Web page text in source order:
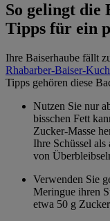
So gelingt die
Tipps für ein
Ihre Baiserhaube fällt
Rhabarber-Baiser-
Tipps gehören diese
Nutzen Sie nur
bisschen Fett
Zucker-Masse
Ihre Schüssel
von
Verwenden Sie
Meringue ihren
etwa 50 g